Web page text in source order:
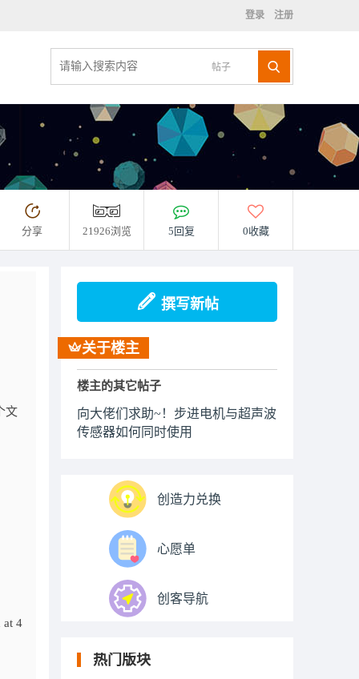
登录 注册
帖子
分享 21926浏览 5回复 0收藏
文
at 4
撰写新帖
关于楼主
楼主的其它帖子
向大佬们求助~！步进电机与超声波
传感器如何同时使用
创造力兑换
心愿单
创客导航
热门版块